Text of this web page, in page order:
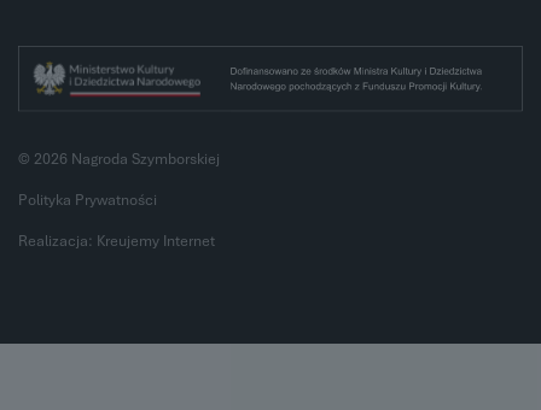
© 2026 Nagroda Szymborskiej
Polityka Prywatności
Realizacja: Kreujemy Internet